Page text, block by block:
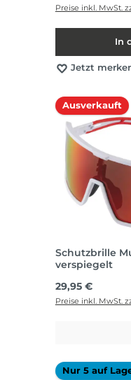
Preise inkl. MwSt.
In
Jetzt
Ausverkauft
Schutzbrille
verspiegelt
Regulärer Preis:
29,95 €
Preise inkl. MwSt.
Nur 5 auf